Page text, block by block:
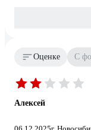
Оценке С
Алексей